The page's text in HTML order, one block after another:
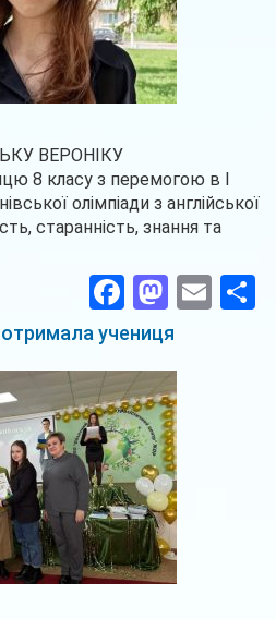
ВЕРОНІКУ
8 класу з перемогою в І
олімпіади з англійської
старанність, знання та
Facebook
учениця